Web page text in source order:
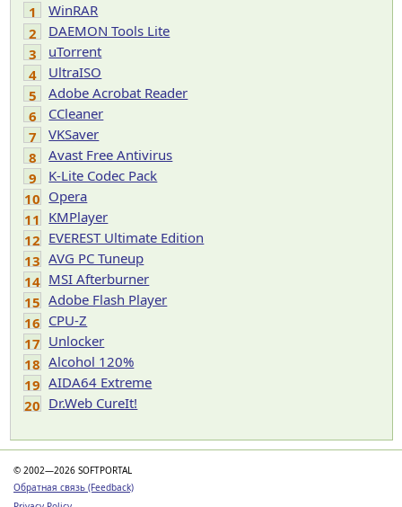
1
WinRAR
2
DAEMON Tools Lite
3
uTorrent
4
UltraISO
5
Adobe Acrobat Reader
6
CCleaner
7
VKSaver
8
Avast Free Antivirus
9
K-Lite Codec Pack
10 Opera
11 KMPlayer
12 EVEREST Ultimate Edition
13 AVG PC Tuneup
14 MSI Afterburner
15 Adobe Flash Player
16 CPU-Z
17 Unlocker
18 Alcohol 120%
19 AIDA64 Extreme
20 Dr.Web CureIt!
© 2002—2026 SOFTPORTAL
Обратная связь (Feedback)